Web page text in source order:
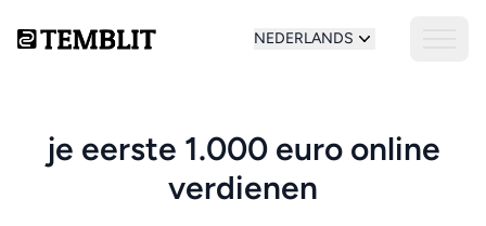
NEDERLANDS
je eerste 1.000 euro online
verdienen